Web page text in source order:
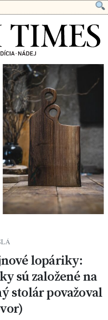
lopáriky:
sú založené na
stolár považoval